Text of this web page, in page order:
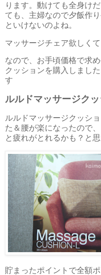
ります。動けても全身け
ても、主婦なので夕飯作
といけないのよね。
マッサージチェア欲しく
なので、お手頃価格で求
クッションを購入しまし
す
ルルドマッサージク
ルルドマッサージクッシ
た＆腰が楽になったので
と疲れがとれるかも？と
貯まったポイントで全額